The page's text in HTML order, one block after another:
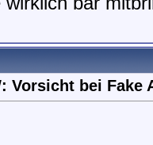
Vorsicht bei Fake